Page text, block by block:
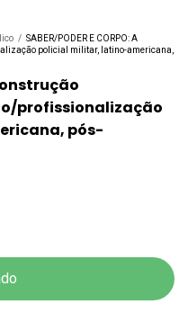
/ SABER/PODER E CORPO: A
policial militar, latino-americana,
profissionalização
pós-